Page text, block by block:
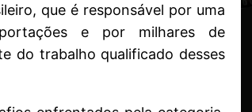
que é responsável por uma
e por milhares de
do trabalho qualificado desses